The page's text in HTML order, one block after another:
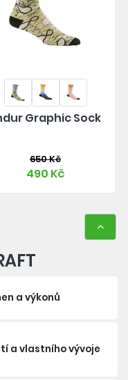
Graphic Sock
650 Kč
490 Kč
a výkonů
a vlastního vývoje